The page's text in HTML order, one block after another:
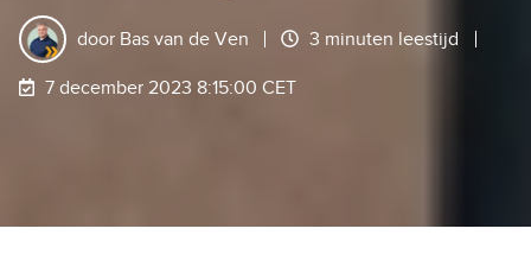
door Bas van de Ven 3 minuten leestijd
7 december 2023 8:15:00 CET